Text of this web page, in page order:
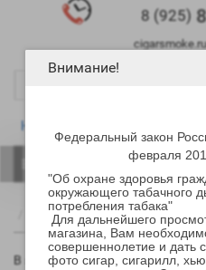
Внимание!
Федеральный закон
февраля
"Об охране здоровья
окружающего табачного
потребления табака"
Для дальнейшего
магазина, Вам
совершеннолетие и дать
фото сигар, сигарилл,
8 (925)
Новинки
Трубки Трубки Lorenzo
В этой категории нет товаров.